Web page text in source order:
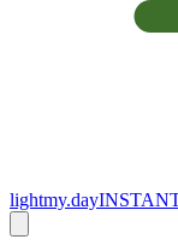
lightmy.day